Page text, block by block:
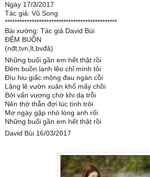
Ngày 17/3/2017
Tác giả: Vũ Song
**********************************************
Bài xướng: Tác giả David Bùi
ĐÊM BUỒN
(nđt,tvn,lt,bvđâ)
Những buổi gần em hết thật rồi
Đêm buồn lạnh lẽo chỉ mình tôi
Đìu hiu giấc mộng đau ngàn cỗi
Lặng lẽ vườn xuân khổ mấy chồi
Bởi vấn vương chờ khi dạ trỗi
Nên thờ thẫn đợi lúc tình trôi
Mơ ngày gặp nhỏ lòng anh rối
Những buổi gần em hết thật rồi
David Bùi 16/03/2017